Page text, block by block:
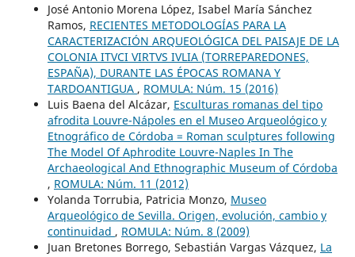
José Antonio Morena López, Isabel María Sánchez
Ramos, RECIENTES METODOLOGÍAS PARA LA
CARACTERIZACIÓN ARQUEOLÓGICA DEL PAISAJE DE LA
COLONIA ITVCI VIRTVS IVLIA (TORREPAREDONES,
ESPAÑA), DURANTE LAS ÉPOCAS ROMANA Y
TARDOANTIGUA , ROMULA: Núm. 15 (2016)
Luis Baena del Alcázar, Esculturas romanas del tipo
afrodita Louvre-Nápoles en el Museo Arqueológico y
Etnográfico de Córdoba = Roman sculptures following
The Model Of Aphrodite Louvre-Naples In The
Archaeological And Ethnographic Museum of Córdoba
, ROMULA: Núm. 11 (2012)
Yolanda Torrubia, Patricia Monzo, Museo
Arqueológico de Sevilla. Origen, evolución, cambio y
continuidad , ROMULA: Núm. 8 (2009)
Juan Bretones Borrego, Sebastián Vargas Vázquez, La